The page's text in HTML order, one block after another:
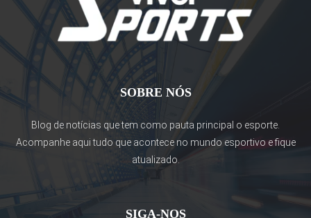
SOBRE NÓS
Blog de notícias que tem como pauta principal o esporte.
Acompanhe aqui tudo que acontece no mundo esportivo e fique
atualizado.
SIGA-NOS